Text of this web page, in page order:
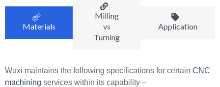
Materials
Milling
vs
Turning
Application
Wuxi maintains the following specifications for certain CNC
machining services within its capability –